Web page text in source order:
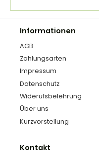
Informationen
AGB
Zahlungsarten
Impressum
Datenschutz
Widerufsbelehrung
Über uns
Kurzvorstellung
Kontakt